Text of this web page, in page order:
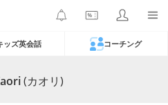
ッズ英会話 コーチング
(カオリ)